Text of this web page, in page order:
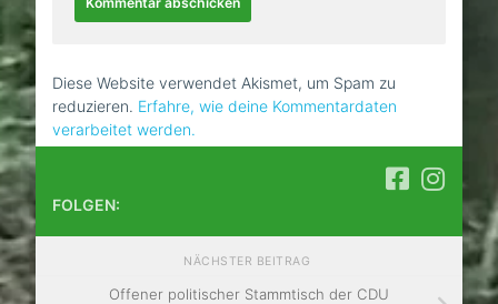
Diese Website verwendet Akismet, um Spam zu
reduzieren. Erfahre, wie deine Kommentardaten
verarbeitet werden.
FOLGEN:
NÄCHSTER BEITRAG
Offener politischer Stammtisch der CDU